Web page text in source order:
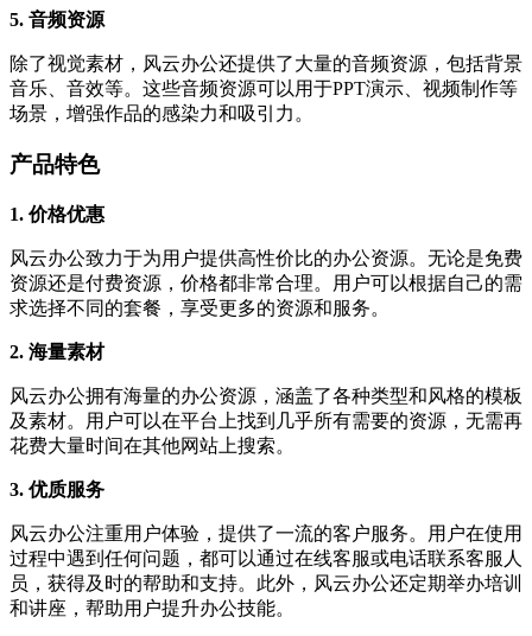
5. 音频资源
除了视觉素材，风云办公还提供了大量的音频资源，包括背景
音乐、音效等。这些音频资源可以用于PPT演示、视频制作等
场景，增强作品的感染力和吸引力。
产品特色
1. 价格优惠
风云办公致力于为用户提供高性价比的办公资源。无论是免费
资源还是付费资源，价格都非常合理。用户可以根据自己的需
求选择不同的套餐，享受更多的资源和服务。
2. 海量素材
风云办公拥有海量的办公资源，涵盖了各种类型和风格的模板
及素材。用户可以在平台上找到几乎所有需要的资源，无需再
花费大量时间在其他网站上搜索。
3. 优质服务
风云办公注重用户体验，提供了一流的客户服务。用户在使用
过程中遇到任何问题，都可以通过在线客服或电话联系客服人
员，获得及时的帮助和支持。此外，风云办公还定期举办培训
和讲座，帮助用户提升办公技能。